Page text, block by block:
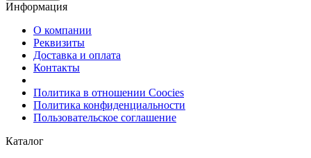
Информация
О компании
Реквизиты
Доставка и оплата
Контакты
Политика в отношении Coocies
Политика конфиденциальности
Пользовательское соглашение
Каталог